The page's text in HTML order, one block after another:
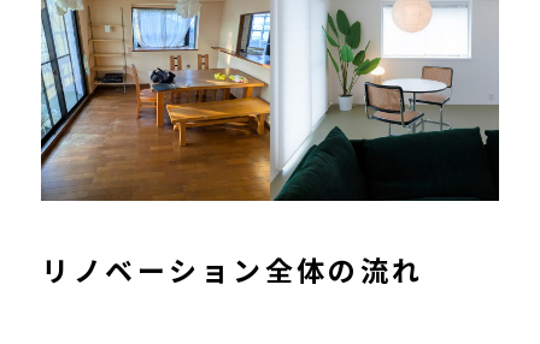
リノベーション全体の流れ